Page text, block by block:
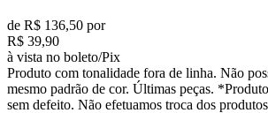
de R$ 136,50 por
R$ 39,90
à vista no boleto/Pix
Produto com tonalidade fora de linha. Não
mesmo padrão de cor. Últimas peças.
sem defeito. Não efetuamos troca dos